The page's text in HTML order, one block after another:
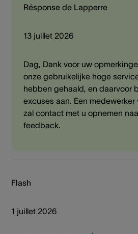
Résponse de Lapperre
13 juillet 2026
Dag, Dank voor uw
onze gebruikelijke hoge
hebben gehaald, en daarvoor
excuses aan. Een
zal contact met u opnemen
feedback.
Flash
1 juillet 2026